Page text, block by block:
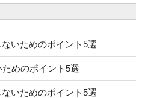
いためのポイント5選
めのポイント5選
いためのポイント5選